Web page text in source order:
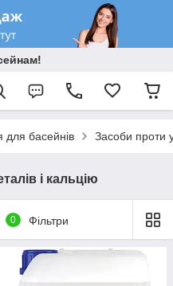
для басейнів Засоби проти
і кальцію
0 Фільтри